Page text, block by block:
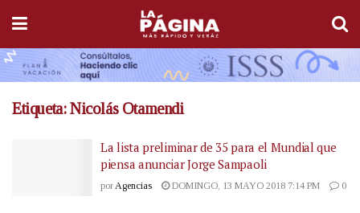
Etiqueta:Nicolás Otamendi
La lista preliminar de 35 para el Mundial que
piensa anunciar Jorge Sampaoli
por Agencias DOMINGO, 13 MAYO 2018 7:14 PM 0